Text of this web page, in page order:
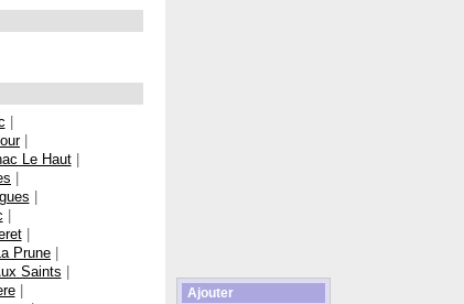
Ajouter
|
|
Le Haut|
|
|
|
|
Prune |
Saints |
|